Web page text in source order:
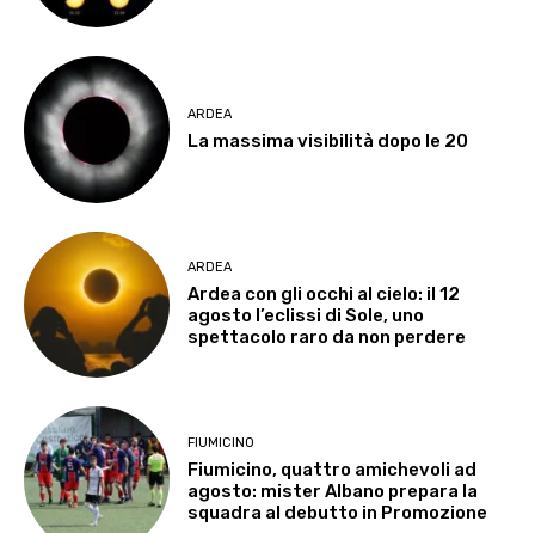
ARDEA
La massima visibilità dopo le 20
ARDEA
Ardea con gli occhi al cielo: il 12
agosto l’eclissi di Sole, uno
spettacolo raro da non perdere
FIUMICINO
Fiumicino, quattro amichevoli ad
agosto: mister Albano prepara la
squadra al debutto in Promozione